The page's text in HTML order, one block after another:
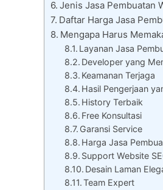
Jenis Jasa Pembuatan
Daftar Harga Jasa
Mengapa Harus
Layanan Jasa
Developer yang
Keamanan Terjaga
Hasil Pengerjaan
History Terbaik
Free Konsultasi
Garansi Service
Harga Jasa
Support Website
Desain Laman
Team Expert